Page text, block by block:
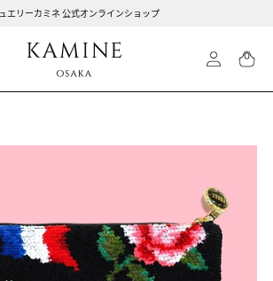
エリーカミネ 公式オンラインショップ